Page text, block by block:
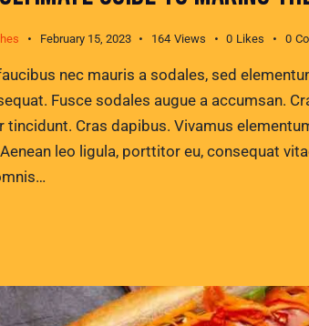
February 15, 2023 164 Views 0 Likes 0
nec mauris a sodales, sed
Fusce sodales augue a accumsan.
tincidunt. Cras dapibus. Vivamus
leo ligula, porttitor eu, consequat